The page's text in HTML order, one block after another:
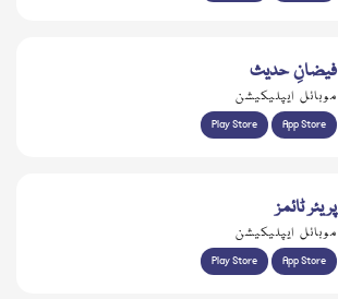
فیضانِ حدیث
موبائل ایپلیکیشن
Play Store App Store
پریئر ٹائمز
موبائل ایپلیکیشن
Play Store App Store